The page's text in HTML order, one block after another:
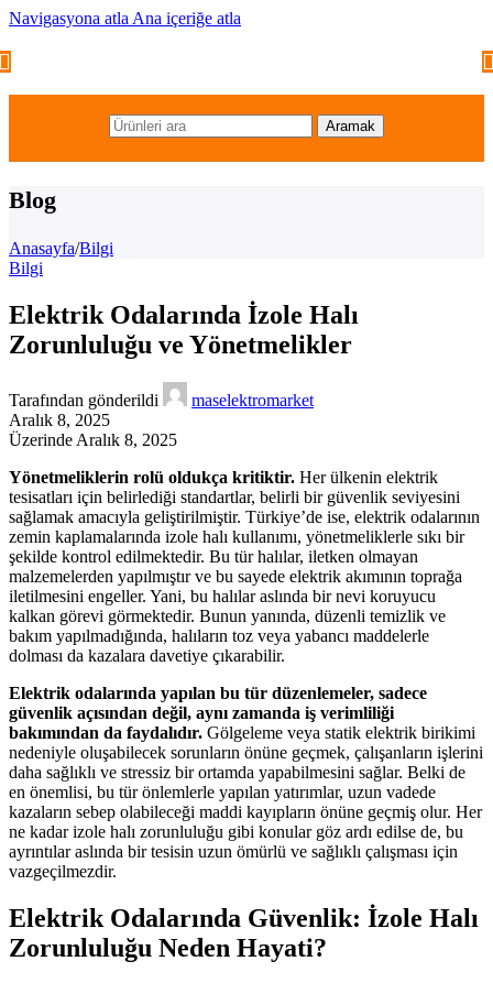
Navigasyona atla Ana içeriğe atla
Aramak
Blog
Anasayfa/Bilgi
Bilgi
Elektrik Odalarında İzole Halı
Zorunluluğu ve Yönetmelikler
Tarafından gönderildi
maselektromarket
Aralık 8, 2025
Üzerinde Aralık 8, 2025
Yönetmeliklerin rolü oldukça kritiktir. Her ülkenin elektrik
tesisatları için belirlediği standartlar, belirli bir güvenlik seviyesini
sağlamak amacıyla geliştirilmiştir. Türkiye’de ise, elektrik odalarının
zemin kaplamalarında izole halı kullanımı, yönetmeliklerle sıkı bir
şekilde kontrol edilmektedir. Bu tür halılar, iletken olmayan
malzemelerden yapılmıştır ve bu sayede elektrik akımının toprağa
iletilmesini engeller. Yani, bu halılar aslında bir nevi koruyucu
kalkan görevi görmektedir. Bunun yanında, düzenli temizlik ve
bakım yapılmadığında, halıların toz veya yabancı maddelerle
dolması da kazalara davetiye çıkarabilir.
Elektrik odalarında yapılan bu tür düzenlemeler, sadece
güvenlik açısından değil, aynı zamanda iş verimliliği
bakımından da faydalıdır. Gölgeleme veya statik elektrik birikimi
nedeniyle oluşabilecek sorunların önüne geçmek, çalışanların işlerini
daha sağlıklı ve stressiz bir ortamda yapabilmesini sağlar. Belki de
en önemlisi, bu tür önlemlerle yapılan yatırımlar, uzun vadede
kazaların sebep olabileceği maddi kayıpların önüne geçmiş olur. Her
ne kadar izole halı zorunluluğu gibi konular göz ardı edilse de, bu
ayrıntılar aslında bir tesisin uzun ömürlü ve sağlıklı çalışması için
vazgeçilmezdir.
Elektrik Odalarında Güvenlik: İzole Halı
Zorunluluğu Neden Hayati?